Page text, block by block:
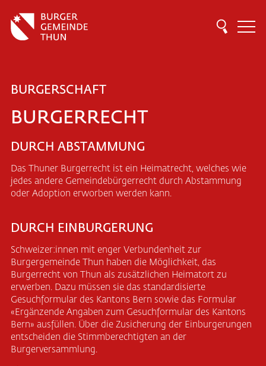
BURGERSCHAFT
BURGERRECHT
DURCH ABSTAMMUNG
Das Thuner Burgerrecht ist ein Heimatrecht, welches wie
jedes andere Gemeindebürgerrecht durch Abstammung
oder Adoption erworben werden kann.
DURCH EINBURGERUNG
Schweizer:innen mit enger Verbundenheit zur
Burgergemeinde Thun haben die Möglichkeit, das
Burgerrecht von Thun als zusätzlichen Heimatort zu
erwerben. Dazu müssen sie das standardisierte
Gesuchformular des Kantons Bern sowie das Formular
«Ergänzende Angaben zum Gesuchformular des Kantons
Bern» ausfüllen. Über die Zusicherung der Einburgerungen
entscheiden die Stimmberechtigten an der
Burgerversammlung.